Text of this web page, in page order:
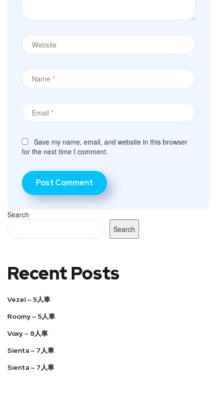
Save my name, email, and website in this browser
for the next time I comment.
Search
Search
Recent Posts
Vezel – 5人車
Roomy – 5人車
Voxy – 8人車
Sienta – 7人車
Sienta – 7人車